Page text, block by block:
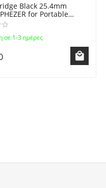
Black 25.4mm
for Portable
Inkjet Thermal QR
Label Printers
σε 1-3 ημέρες